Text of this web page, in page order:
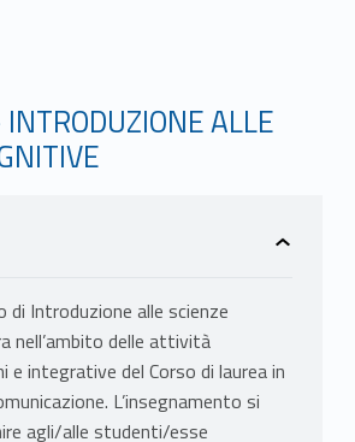
ALLE
di Introduzione alle scienze
nell’ambito delle attività
integrative del Corso di laurea in
L’insegnamento si
agli/alle studenti/esse